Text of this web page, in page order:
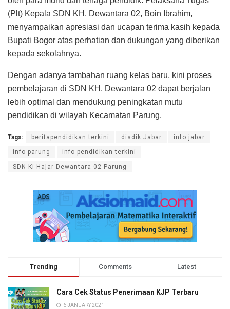
(Plt) Kepala SDN KH. Dewantara 02, Boin Ibrahim,
menyampaikan apresiasi dan ucapan terima kasih kepada
Bupati Bogor atas perhatian dan dukungan yang diberikan
kepada sekolahnya.
Dengan adanya tambahan ruang kelas baru, kini proses
pembelajaran di SDN KH. Dewantara 02 dapat berjalan
lebih optimal dan mendukung peningkatan mutu
pendidikan di wilayah Kecamatan Parung.
Tags: beritapendidikan terkini disdik Jabar info jabar
info parung info pendidikan terkini
SDN Ki Hajar Dewantara 02 Parung
Trending Comments Latest
Cara Cek Status Penerimaan KJP Terbaru
6 JANUARY 2021